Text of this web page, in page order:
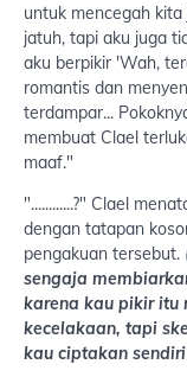
untuk mencegah
jatuh, tapi aku juga
aku berpikir 'Wah,
romantis dan
terdampar...
membuat Clael
maaf."
"............?" Clael
dengan tatapan
pengakuan tersebut.
sengaja
karena kau pikir itu
kecelakaan, tapi
kau ciptakan